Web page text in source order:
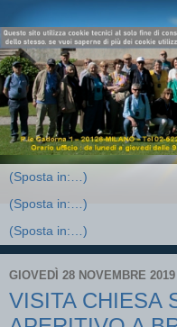
GIOVEDÌ 28 NOVEMBRE 2019
VISITA CHIESA